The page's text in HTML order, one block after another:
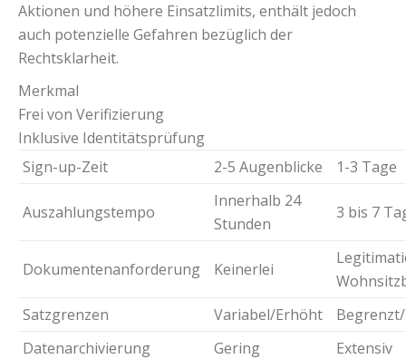
Aktionen und höhere Einsatzlimits, enthält jedoch
auch potenzielle Gefahren bezüglich der
Rechtsklarheit.
Merkmal
Frei von Verifizierung
Inklusive Identitätsprüfung
Sign-up-Zeit
2-5 Augenblicke 1-3 Tage
Auszahlungstempo
Innerhalb 24
Stunden
3 bis 7
Dokumentenanforderung Keinerlei
Satzgrenzen
Variabel/Erhöht
Datenarchivierung
Gering Extensiv